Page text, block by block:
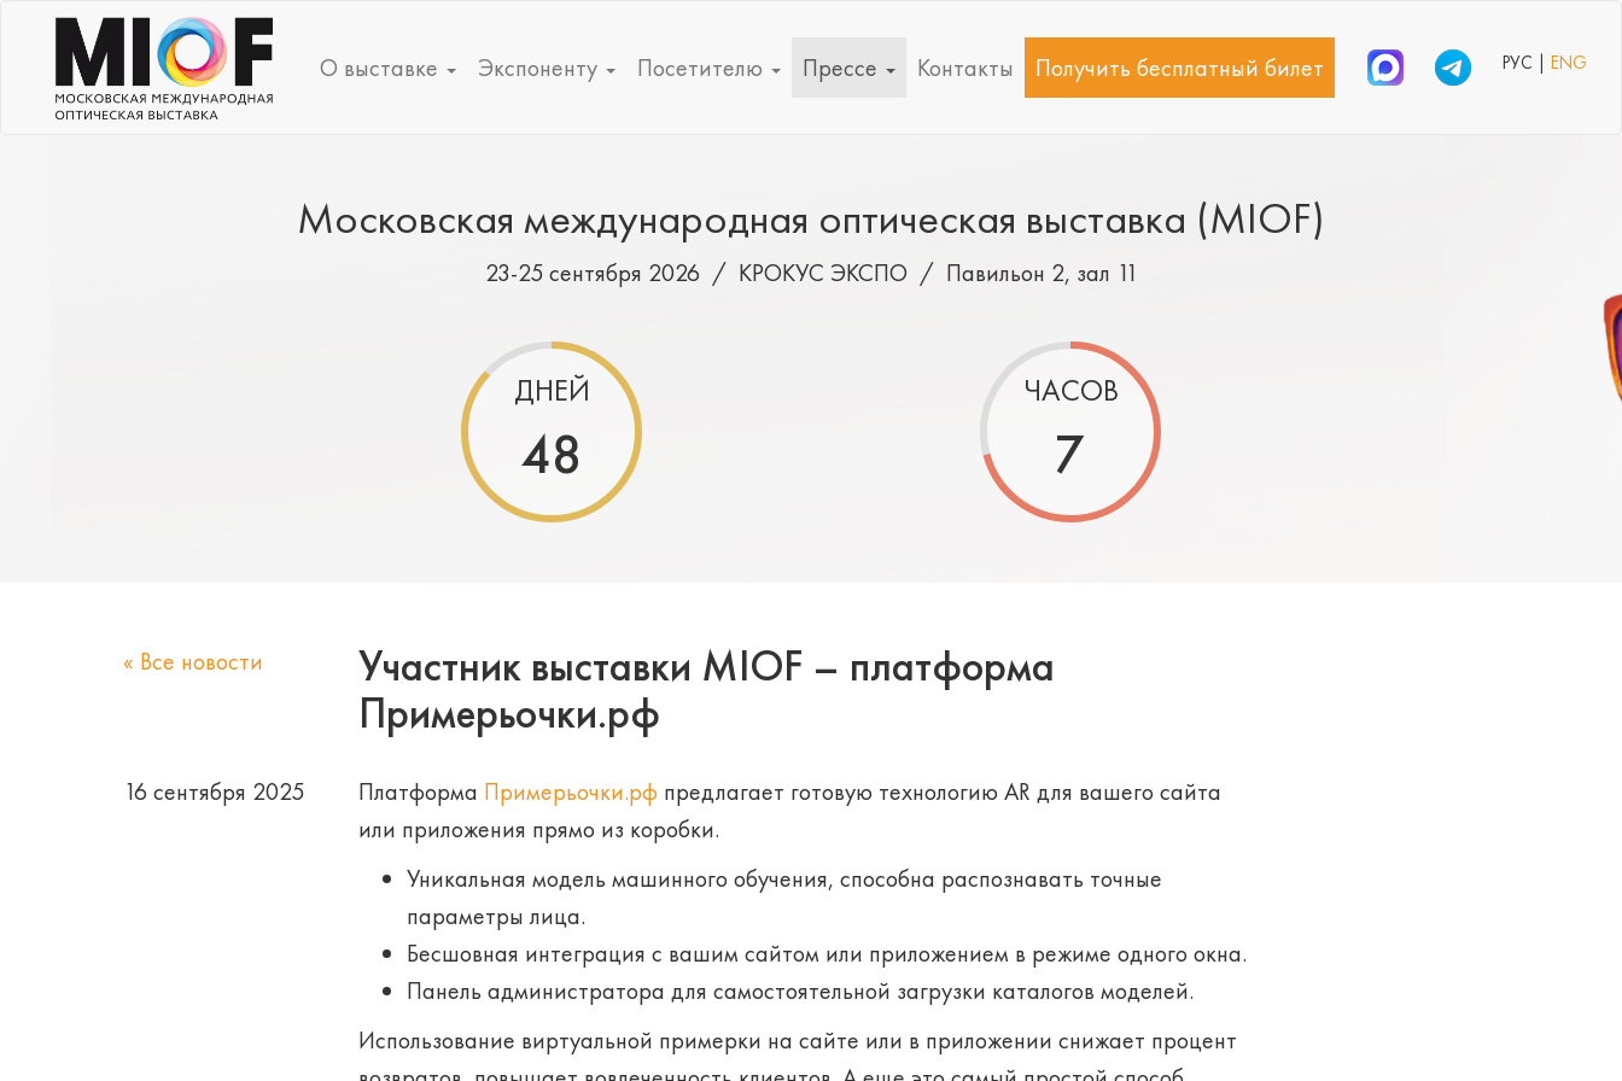
О выставке Экспоненту Посетителю Прессе Контакты Получить бесплатный билет РУС |ENG
Московская международная оптическая выставка (MIOF)
23-25 сентября 2026 / КРОКУС ЭКСПО / Павильон 2, зал 11
ДНЕЙ
48
ЧАСОВ
7
« Все новости
Участник выставки MIOF – платформа
Примерьочки.рф
16 сентября 2025 Платформа Примерьочки.рф предлагает готовую технологию AR для вашего сайта
или приложения прямо из коробки.
Уникальная модель машинного обучения, способна распознавать точные
параметры лица.
Бесшовная интеграция с вашим сайтом или приложением в режиме одного окна.
Панель администратора для самостоятельной загрузки каталогов моделей.
Использование виртуальной примерки на сайте или в приложении снижает процент